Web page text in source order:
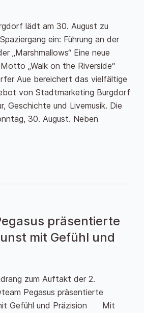
lädt am 30. August zu
ein: Führung an der
„Marshmallows“ Eine neue
„Walk on the Riverside“
Aue bereichert das vielfältige
von Stadtmarketing Burgdorf
Geschichte und Livemusik. Die
30. August. Neben
präsentierte
mit Gefühl und
zum Auftakt der 2.
Pegasus präsentierte
Gefühl und Präzision Mit